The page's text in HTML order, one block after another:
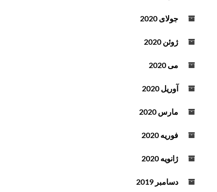
جولای 2020
ژوئن 2020
می 2020
آوریل 2020
مارس 2020
فوریه 2020
ژانویه 2020
دسامبر 2019